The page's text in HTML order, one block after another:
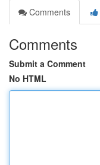
Comments
Comments
Submit a Comment
No HTML